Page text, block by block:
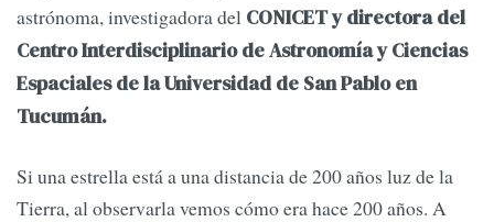
astrónoma, investigadora del CONICET y directora del
Centro Interdisciplinario de Astronomía y Ciencias
Espaciales de la Universidad de San Pablo en
Tucumán.
Si una estrella está a una distancia de 200 años luz de la
Tierra, al observarla vemos cómo era hace 200 años. A